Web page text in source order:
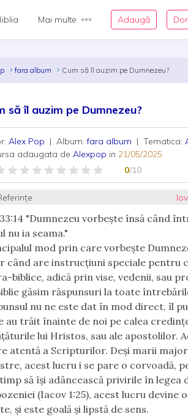
Mai multe Adaugă
fara album Cum să îl auzim pe Dumnezeu?
să îl auzim pe Dumnezeu?
Alex Pop | Album:fara album | Tematica:
adaugata deAlexpop in 21/05/2025
0/10
"Dumnezeu vorbește însă când
nu ia seama."
mod prin care vorbește
când are instrucțiuni speciale pentru
biblice, adică prin vise, vedenii, sau
găsim răspunsuri la toate
nu ne este dat în mod direct, îl
au trăit înainte de noi pe calea
lui Hristos, sau ale apostolilor.
atentă a Scripturilor. Deși marii
acest lucru i se pare o corvoadă,
să își adâncească privirile în legea
(Iacov 1:25), acest lucru devine
și este goală și lipstă de sens.